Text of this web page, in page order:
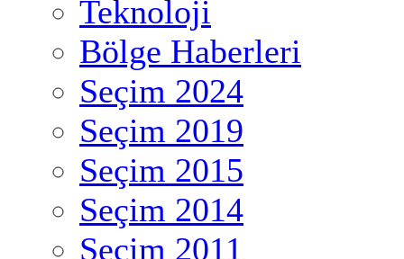
Teknoloji
Bölge Haberleri
Seçim 2024
Seçim 2019
Seçim 2015
Seçim 2014
Seçim 2011